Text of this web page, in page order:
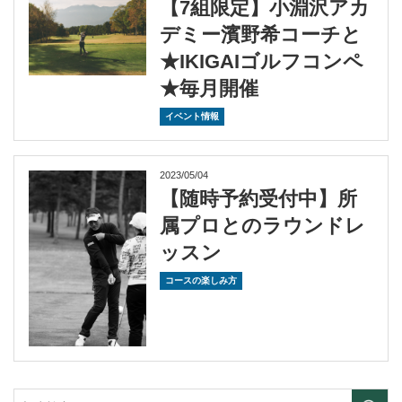
【7組限定】小淵沢アカ
デミー濱野希コーチと
★IKIGAIゴルフコンペ
★毎月開催
イベント情報
2023/05/04
【随時予約受付中】所
属プロとのラウンドレ
ッスン
コースの楽しみ方